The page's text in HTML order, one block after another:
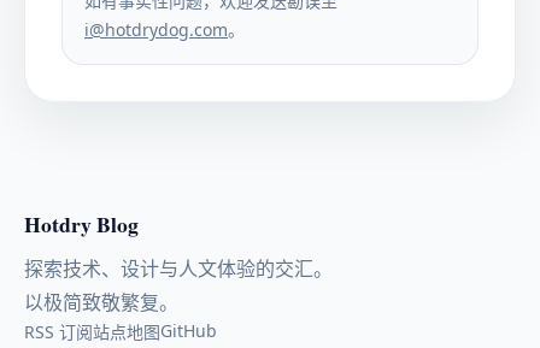
i@hotdrydog.com。
Hotdry Blog
探索技术、设计与人文体验的交汇。
以极简致敬繁复。
RSS 订阅站点地图GitHub